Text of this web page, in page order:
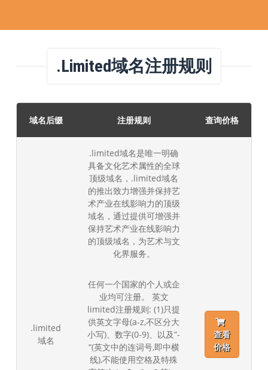
.limited域名注册规则
域名后缀 注册规则 查询价格
.limited
域名
.limited域名是唯一明确
具备文化艺术属性的全球
顶级域名，.limited域名
的推出致力增强并保持艺
术产业在线影响力的顶级
域名，通过提供可增强并
保持艺术产业在线影响力
的顶级域名，为艺术与文
化界服务。
任何一个国家的个人或企
业均可注册。 英文
limited注册规则: (1)只提
供英文字母(a-z,不区分大
小写)、数字(0-9)、以及”-
“(英文中的连词号,即中横
线),不能使用空格及特殊
查看
价格